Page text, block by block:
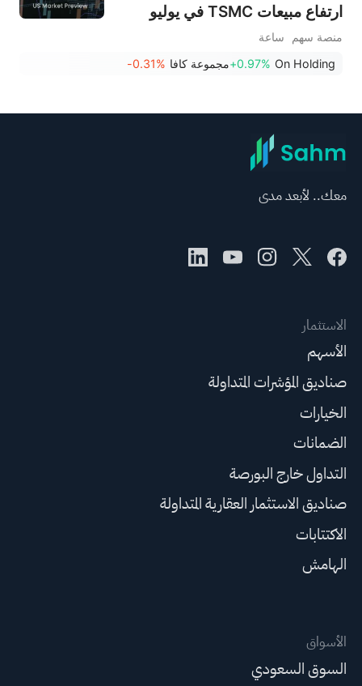
ارتفاع مبيعات TSMC في يوليو
بنسبة 45%؛ تراجع عوائد السندات،
بعد حظر الولايات المتحدة 55
منصة سهم
ساعة
On Holding
+0.97%مجموعة كافا -0.31%
معك.. لأبعد مدى
الاستثمار
الأسهم
صناديق المؤشرات المتداولة
الخيارات
الضمانات
التداول خارج البورصة
صناديق الاستثمار العقارية المتداولة
الاكتتابات
الهامش
الأسواق
السوق السعودي